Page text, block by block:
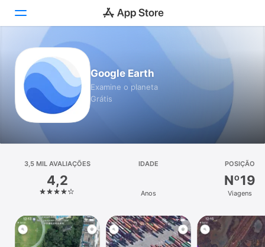
Hoje
Jogos
Apps
Plataforma
iPhone
iPad
Mac
Google Earth
Examine o planeta
Grátis
3,5 MIL AVALIAÇÕES
4,2
IDADE
Anos
POSIÇÃO
Nº19
Viagens